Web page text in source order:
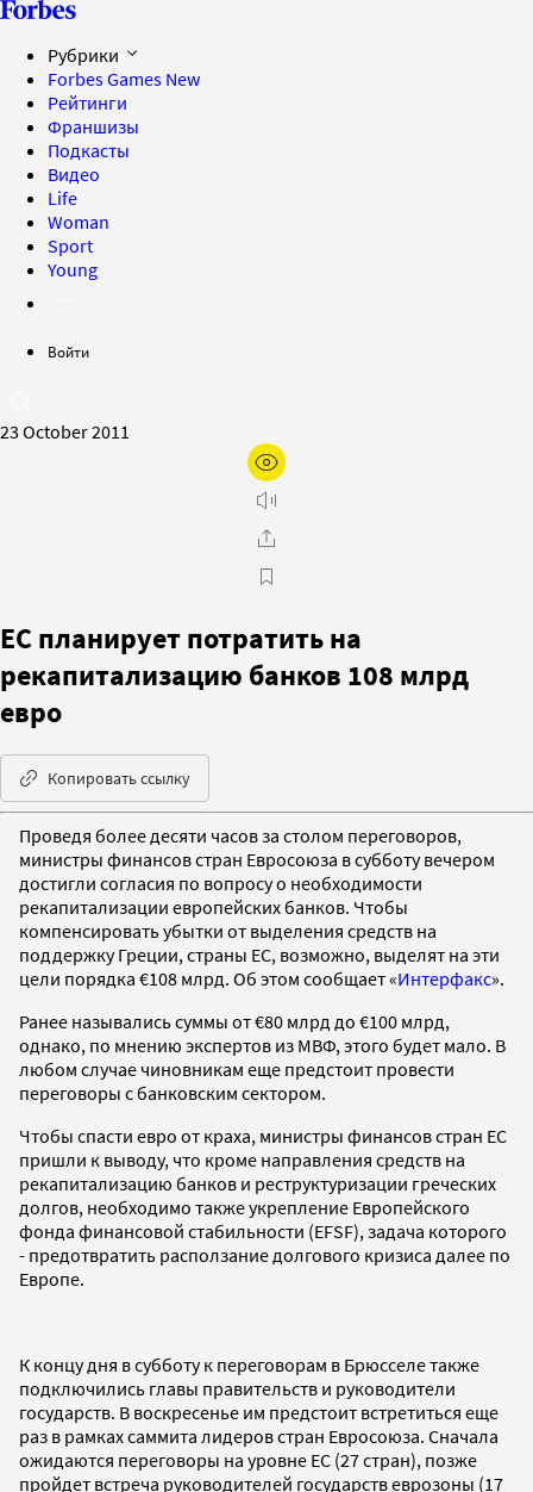
Рубрики
Forbes Games New
Рейтинги
Франшизы
Подкасты
Видео
Life
Woman
Sport
Young
Войти
23 October 2011
ЕС планирует потратить на
рекапитализацию банков 108 млрд
евро
Копировать ссылку
Проведя более десяти часов за столом переговоров,
министры финансов стран Евросоюза в субботу вечером
достигли согласия по вопросу о необходимости
рекапитализации европейских банков. Чтобы
компенсировать убытки от выделения средств на
поддержку Греции, страны ЕС, возможно, выделят на эти
цели порядка €108 млрд. Об этом сообщает «Интерфакс».
Ранее назывались суммы от €80 млрд до €100 млрд,
однако, по мнению экспертов из МВФ, этого будет мало. В
любом случае чиновникам еще предстоит провести
переговоры с банковским сектором.
Чтобы спасти евро от краха, министры финансов стран ЕС
пришли к выводу, что кроме направления средств на
рекапитализацию банков и реструктуризации греческих
долгов, необходимо также укрепление Европейского
фонда финансовой стабильности (EFSF), задача которого
- предотвратить расползание долгового кризиса далее по
Европе.
К концу дня в субботу к переговорам в Брюсселе также
подключились главы правительств и руководители
государств. В воскресенье им предстоит встретиться еще
раз в рамках саммита лидеров стран Евросоюза. Сначала
ожидаются переговоры на уровне ЕС (27 стран), позже
пройдет встреча руководителей государств еврозоны (17